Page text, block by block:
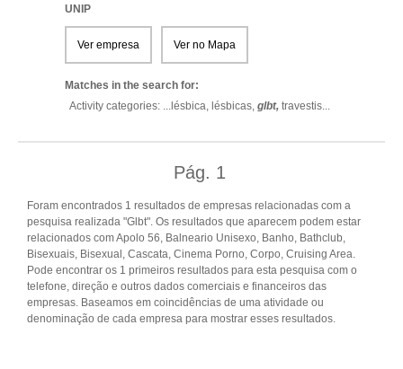
UNIP
Ver empresa Ver no Mapa
Matches in the search for:
Activity categories: ... lésbica, lésbicas, glbt, travestis...
Pág. 1
Foram encontrados 1 resultados de empresas relacionadas com a
pesquisa realizada "Glbt". Os resultados que aparecem podem estar
relacionados com Apolo 56, Balneario Unisexo, Banho, Bathclub,
Bisexuais, Bisexual, Cascata, Cinema Porno, Corpo, Cruising Area.
Pode encontrar os 1 primeiros resultados para esta pesquisa com o
telefone, direção e outros dados comerciais e financeiros das
empresas. Baseamos em coincidências de uma atividade ou
denominação de cada empresa para mostrar esses resultados.